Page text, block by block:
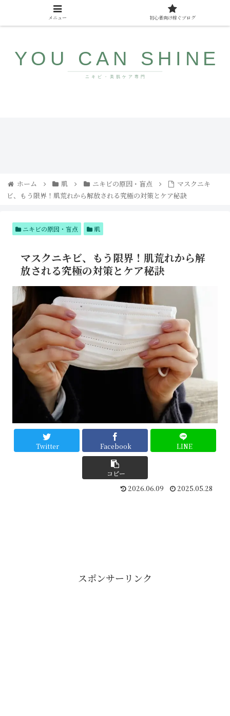
ヨナ
ラ！
コメ
人気
アイ
テム
肌へ
り食
ホーム 肌 ニキビの原因・盲点
マスクニキ
ビ、もう限界！肌荒れから解放される究極の対策とケア秘訣
ニキビの原因・盲点 肌
マスクニキビ、もう限界！肌荒れから解
放される究極の対策とケア秘訣
Twitter Facebook LINE
コピー
2026.06.09 2025.05.28
スポンサーリンク
メニュー 初心者向け稼ぐブログ